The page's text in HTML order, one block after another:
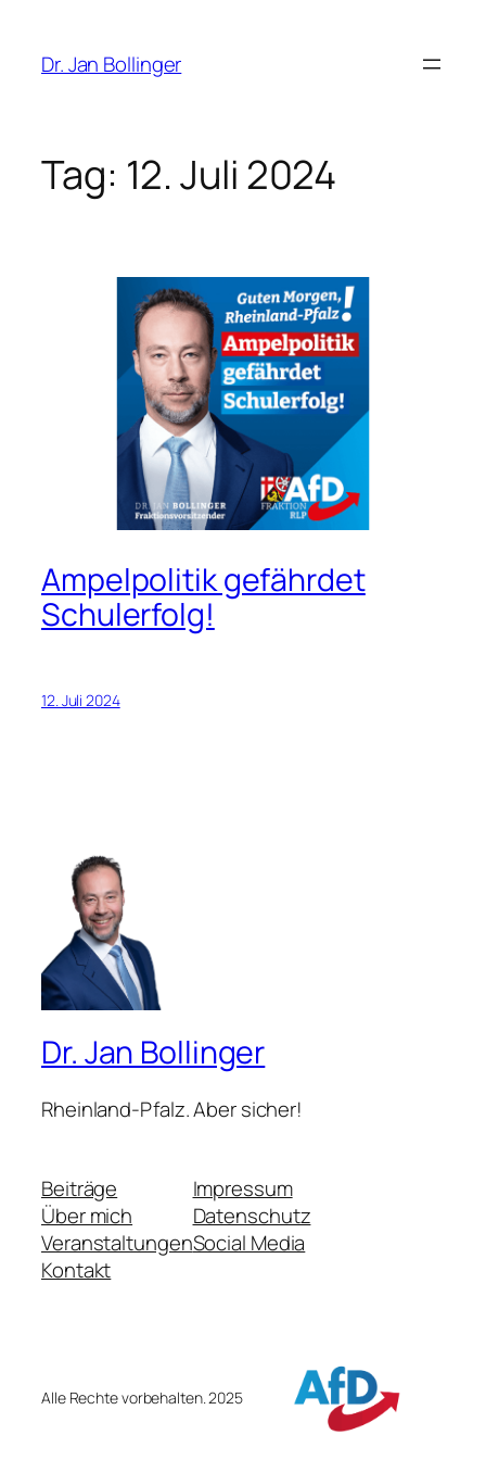
springen
Dr. Jan Bollinger
Tag: 12. Juli 2024
Ampelpolitik gefährdet
Schulerfolg!
12. Juli 2024
Dr. Jan Bollinger
Rheinland-Pfalz. Aber sicher!
Beiträge
Über mich
Veranstaltungen
Kontakt
Impressum
Datenschutz
Social Media
Alle Rechte vorbehalten. 2025